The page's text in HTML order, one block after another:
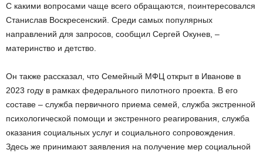
С какими вопросами чаще всего обращаются, поинтересовался
Станислав Воскресенский. Среди самых популярных
направлений для запросов, сообщил Сергей Окунев, –
материнство и детство.
Он также рассказал, что Семейный МФЦ открыт в Иванове в
2023 году в рамках федерального пилотного проекта. В его
составе – служба первичного приема семей, служба экстренной
психологической помощи и экстренного реагирования, служба
оказания социальных услуг и социального сопровождения.
Здесь же принимают заявления на получение мер социальной